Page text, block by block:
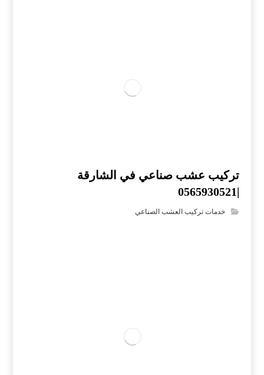
تركيب عشب صناعي في الشارقة
|0565930521
خدمات تركيب العشب الصناعي